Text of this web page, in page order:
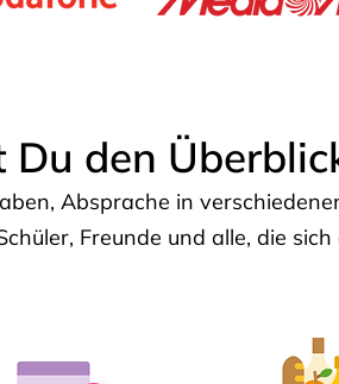
den
Absprache in
Freunde und alle, die